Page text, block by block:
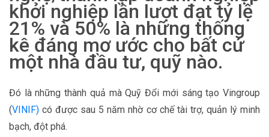
khởi nghiệp lần lượt đạt tỷ lệ
21% và 50% là những thống
kê đáng mơ ước cho bất cứ
một nhà đầu tư, quỹ nào.
Đó là những thành quả mà Quỹ Đổi mới sáng tạo Vingroup
(VINIF)có được sau 5 năm nhờ cơ chế tài trợ, quản lý minh
bạch, đột phá.